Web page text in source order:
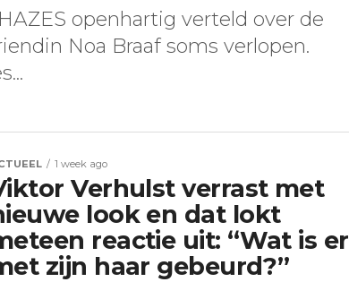
openhartig verteld over de
Noa Braaf soms verlopen.
1 week ago
Verhulst verrast met
look en dat lokt
reactie uit: “Wat is er
zijn haar gebeurd?”